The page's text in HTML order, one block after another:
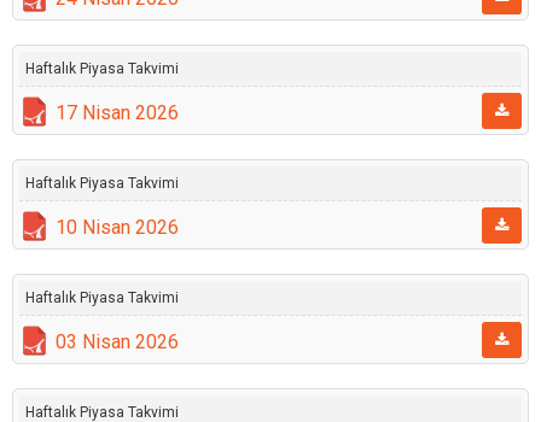
Haftalık Piyasa Takvimi
17 Nisan 2026
Haftalık Piyasa Takvimi
10 Nisan 2026
Haftalık Piyasa Takvimi
03 Nisan 2026
Haftalık Piyasa Takvimi